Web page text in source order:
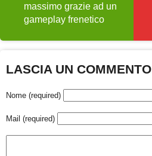
massimo grazie ad un
gameplay frenetico
LASCIA UN COMMENTO
Nome (required)
Mail (required)